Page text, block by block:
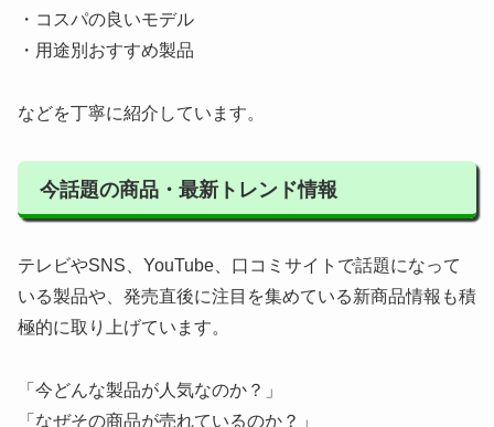
・コスパの良いモデル
・用途別おすすめ製品
などを丁寧に紹介しています。
今話題の商品・最新トレンド情報
テレビやSNS、YouTube、口コミサイトで話題になって
いる製品や、発売直後に注目を集めている新商品情報も積
極的に取り上げています。
「今どんな製品が人気なのか？」
「なぜその商品が売れているのか？」